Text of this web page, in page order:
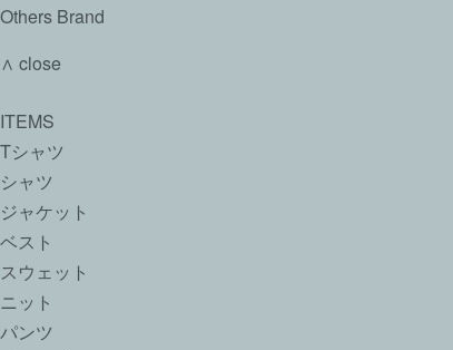
Others Brand
∧ close
ITEMS
Tシャツ
シャツ
ジャケット
ベスト
スウェット
ニット
パンツ